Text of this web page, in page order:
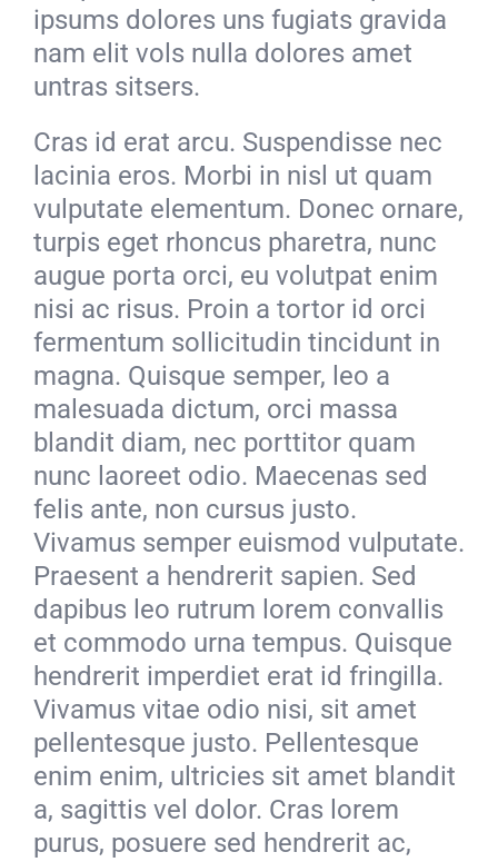
ipsums dolores uns fugiats gravida
nam elit vols nulla dolores amet
untras sitsers.
Cras id erat arcu. Suspendisse nec
lacinia eros. Morbi in nisl ut quam
vulputate elementum. Donec ornare,
turpis eget rhoncus pharetra, nunc
augue porta orci, eu volutpat enim
nisi ac risus. Proin a tortor id orci
fermentum sollicitudin tincidunt in
magna. Quisque semper, leo a
malesuada dictum, orci massa
blandit diam, nec porttitor quam
nunc laoreet odio. Maecenas sed
felis ante, non cursus justo.
Vivamus semper euismod vulputate.
Praesent a hendrerit sapien. Sed
dapibus leo rutrum lorem convallis
et commodo urna tempus. Quisque
hendrerit imperdiet erat id fringilla.
Vivamus vitae odio nisi, sit amet
pellentesque justo. Pellentesque
enim enim, ultricies sit amet blandit
a, sagittis vel dolor. Cras lorem
purus, posuere sed hendrerit ac,